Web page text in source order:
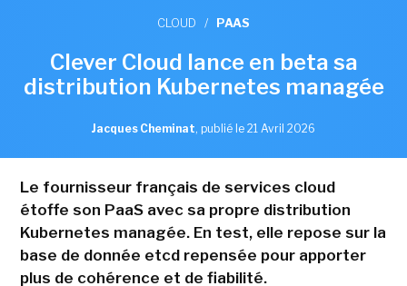
CLOUD / PAAS
Clever Cloud lance en beta sa
distribution Kubernetes managée
Jacques Cheminat, publié le 21 Avril 2026
Le fournisseur français de services cloud
étoffe son PaaS avec sa propre distribution
Kubernetes managée. En test, elle repose sur la
base de donnée etcd repensée pour apporter
plus de cohérence et de fiabilité.